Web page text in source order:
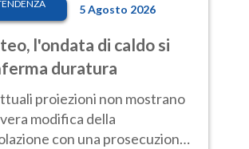
5 Agosto 2026
l'ondata di caldo si
duratura
proiezioni non mostrano
modifica della
con una prosecuzione